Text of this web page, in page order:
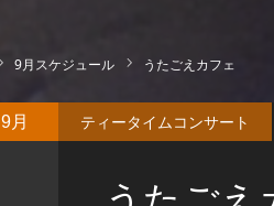
9月スケジュール うたごえカフェ
9月 ティータイムコンサート